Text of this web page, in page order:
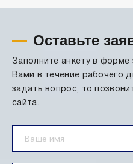
Оставьте
Заполните анкету в
Вами в течение рабочего
задать вопрос, то
сайта.